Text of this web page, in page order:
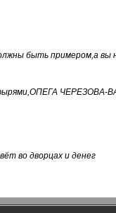
быть примером,а вы
ЧЕРЕЗОВА-
во дворцах и денег